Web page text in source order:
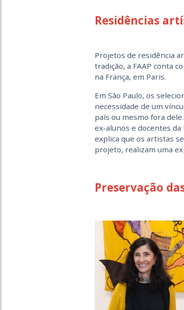
Residências
Projetos de residência
tradição, a FAAP conta
na França, em Paris.
Em São Paulo, os
necessidade de um
país ou mesmo fora
ex-alunos e docentes da
explica que os artistas
projeto, realizam uma
Preservação